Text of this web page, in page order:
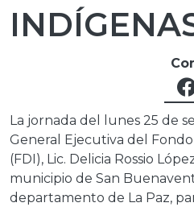
La jornada del lunes 25 de
General Ejecutiva del
(FDI), Lic. Delicia Rossio
municipio de San
departamento de La Paz,